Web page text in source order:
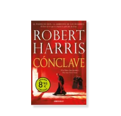
15%
dcto. $ 18.28